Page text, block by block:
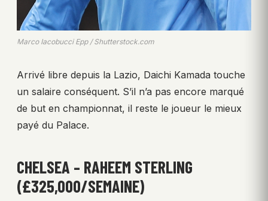
Marco Iacobucci Epp / Shutterstock.com
Arrivé libre depuis la Lazio, Daichi Kamada touche
un salaire conséquent. S’il n’a pas encore marqué
de but en championnat, il reste le joueur le mieux
payé du Palace.
CHELSEA – RAHEEM STERLING
(£325,000/SEMAINE)